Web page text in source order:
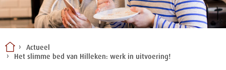
Actueel
Het slimme bed van Hilleken: werk in uitvoering!
Wonen bij Dichterbij
Vrije dagbestedingsplekken